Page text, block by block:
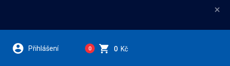
×
Přihlášení 0 0 Kč